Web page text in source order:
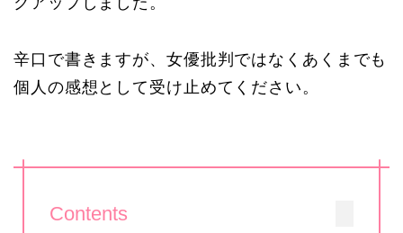
辛口で書きますが、女優批判ではなくあくまでも
個人の感想として受け止めてください。
Contents